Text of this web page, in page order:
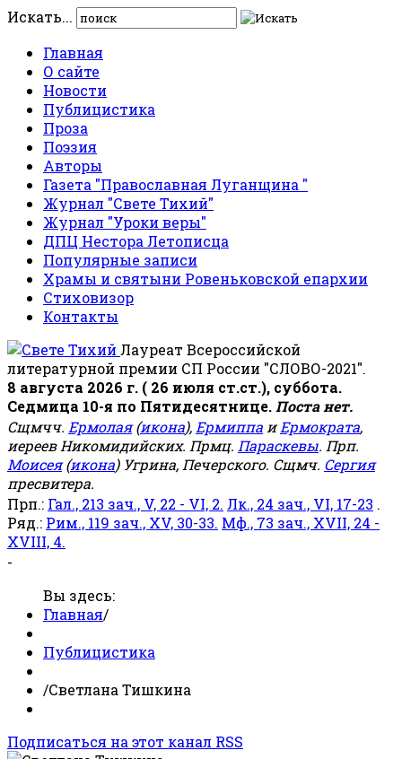
Искать...
Главная
О сайте
Новости
Публицистика
Проза
Поэзия
Авторы
Газета "Православная Луганщина "
Журнал "Свете Тихий"
Журнал "Уроки веры"
ДПЦ Нестора Летописца
Популярные записи
Храмы и святыни Ровеньковской епархии
Стиховизор
Контакты
Лауреат Всероссийской
литературной премии СП России "СЛОВО-2021".
8 августа 2026 г. ( 26 июля ст.ст.), суббота.
Седмица 10-я по Пятидесятнице. Поста нет.
Сщмчч. Ермолая(икона), Ермиппа иЕрмократа,
иереев Никомидийских. Прмц. Параскевы. Прп.
Моисея(икона) Угрина, Печерского. Сщмч. Сергия
пресвитера.
Прп.: Гал., 213 зач., V, 22 - VI, 2. Лк., 24 зач., VI, 17-23 .
Ряд.: Рим., 119 зач., XV, 30-33. Мф., 73 зач., XVII, 24 -
XVIII, 4.
-
Вы здесь:
Главная/
Публицистика
/Светлана Тишкина
Подписаться на этот канал RSS